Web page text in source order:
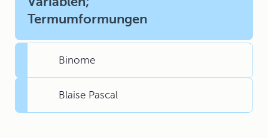
Termumformungen
Binome
Blaise Pascal